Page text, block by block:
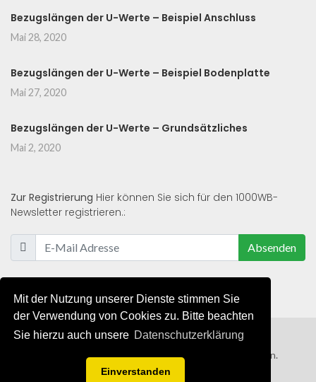
Mit der Nutzung unserer Dienste stimmen Sie
der Verwendung von Cookies zu. Bitte beachten
Sie hierzu auch unsere Datenschutzerklärung
Einverstanden
Bezugslängen der U-Werte – Beispiel Anschluss
Mai 28, 2020
Bezugslängen der U-Werte – Beispiel Bodenplatte
Mai 27, 2020
Bezugslängen der U-Werte – Grundsätzliches
Mai 2, 2020
Zur Registrierung Hier können Sie sich für den 1000WB-
Newsletter registrieren.:
Absenden
© 2019 - 2021 - Alle Rechte von 1000WB vorbehalten.
AGB/Datenschutzerklärung